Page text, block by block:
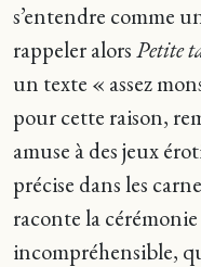
s’entendre comme
rappeler alorsPetite
un texte « assez
pour cette raison,
amuse à des jeux
précise dans les
raconte la
incompréhensible,